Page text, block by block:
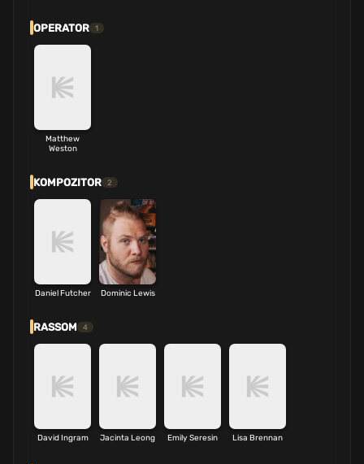
OPERATOR 1
Matthew
Weston
KOMPOZITOR 2
Daniel Futcher Dominic Lewis
RASSOM 4
David Ingram Jacinta Leong Emily Seresin Lisa Brennan